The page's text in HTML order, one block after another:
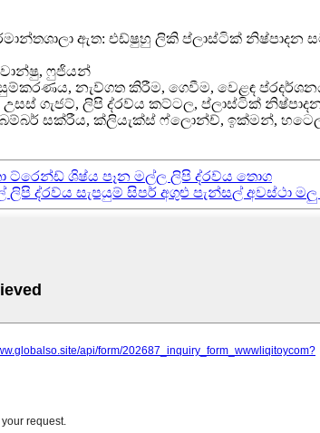
ඇත: එඩ්ෂුහු ලිකි ප්ලාස්ටික් නිෂ්පාදන
ෆුජියන්
නැව්ගත කිරීම, ගෙවීම, වෙළඳ
ගැජට්, ලිපි ද්රව්ය කට්ටල, ප්ලාස්ටික්
සක්රීය, ක්ලියැක්ස් ෆ්ලොන්ච්, ඉක්මන්,
ට්රෙන්ඩ් ශිෂ්ය පෑන මල්ල ලිපි ද්රව්ය තොග
ද්රව්ය සැපයුම් සිපර් අගුළු පැන්සල් අවස්ථා මලු